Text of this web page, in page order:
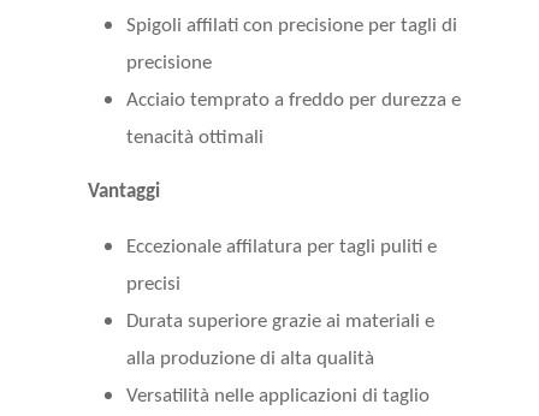
Spigoli affilati con precisione per tagli di
precisione
Acciaio temprato a freddo per durezza e
tenacità ottimali
Vantaggi
Eccezionale affilatura per tagli puliti e
precisi
Durata superiore grazie ai materiali e
alla produzione di alta qualità
Versatilità nelle applicazioni di taglio